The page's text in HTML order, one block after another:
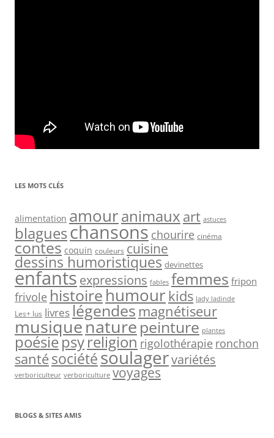
LES MOTS CLÉS
alimentation amouranimaux art astuces
blagueschansons chourire cinéma
contes coquin couleurs cuisine
dessins humoristiques devinettes
enfantsexpressions fables femmes fripon
frivole histoire humour kids lady ladinde
Les+ lus livreslégendes magnétiseur
musiquenature peinture plantes
poésiepsyreligion rigolothérapie ronchon
santésociétésoulagervariétés
verboriculteur verboriculture voyages
BLOGS & SITES AMIS